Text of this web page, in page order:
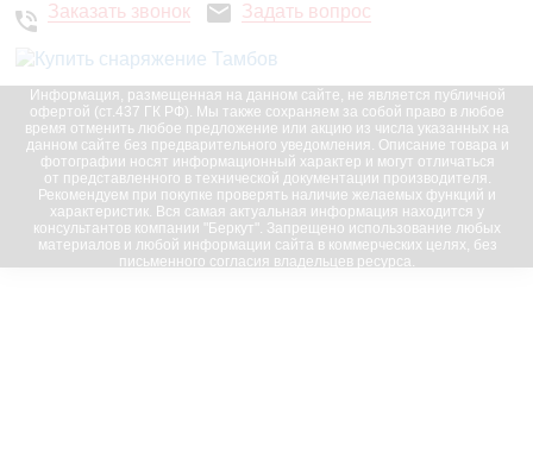
Заказать звонок Задать вопрос
Информация, размещенная на данном сайте, не является публичной
офертой (ст.437 ГК РФ). Мы также сохраняем за собой право в любое
время отменить любое предложение или акцию из числа указанных на
данном сайте без предварительного уведомления. Описание товара и
фотографии носят информационный характер и могут отличаться
от представленного в технической документации производителя.
Рекомендуем при покупке проверять наличие желаемых функций и
характеристик. Вся самая актуальная информация находится у
консультантов компании "Беркут". Запрещено использование любых
материалов и любой информации сайта в коммерческих целях, без
письменного согласия владельцев ресурса.